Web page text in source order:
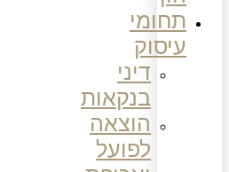
תחומי
עיסוק
דיני
בנקאות
הוצאה
לפועל